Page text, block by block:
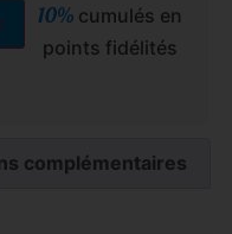
10% cumulés en
points fidélités
complémentaires